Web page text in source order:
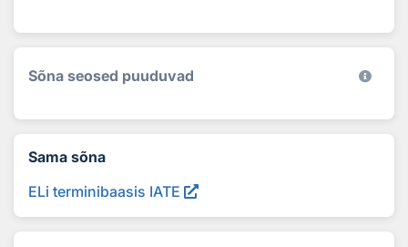
Sõna seosed puuduvad
Sama sõna
ELi terminibaasis IATE